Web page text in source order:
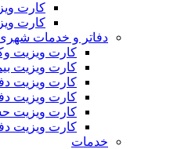
کارت
کارت
دفاتر و خدمات
کارت ویزیت
کارت ویزیت
کارت ویزیت
کارت ویزیت
کارت ویزیت
کارت ویزیت
خدمات